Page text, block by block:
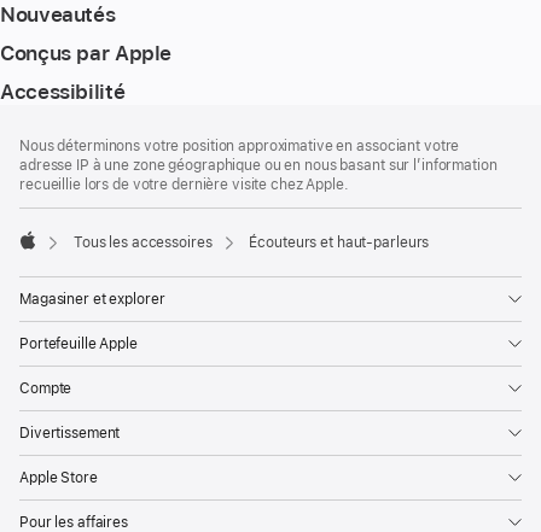
Nouveautés
Conçus par Apple
Accessibilité
de
page
de
bas
Nous déterminons votre position approximative en associant votre
adresse IP à une zone géographique ou en nous basant sur l’information
recueillie lors de votre dernière visite chez Apple.
Tous les accessoires Écouteurs et haut-parleurs
Magasiner et explorer
Portefeuille Apple
Compte
Divertissement
Apple Store
Pour les affaires